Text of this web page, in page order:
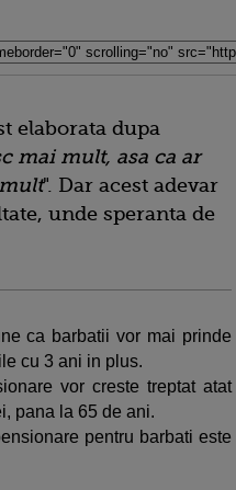
elaborata dupa
mai mult, asa ca ar
". Dar acest adevar
unde speranta de
ca barbatii vor mai prinde
cu 3 ani in plus.
vor creste treptat atat
pana la 65 de ani.
pentru barbati este